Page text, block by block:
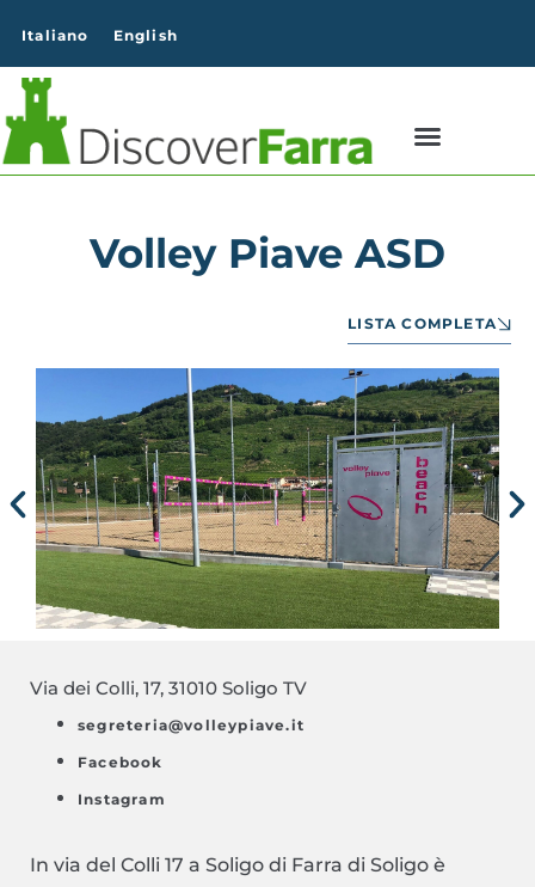
Italiano
English
Volley Piave ASD
LISTA COMPLETA
Via dei Colli, 17, 31010 Soligo TV
segreteria@volleypiave.it
Facebook
Instagram
In via del Colli 17 a Soligo di Farra di Soligo è